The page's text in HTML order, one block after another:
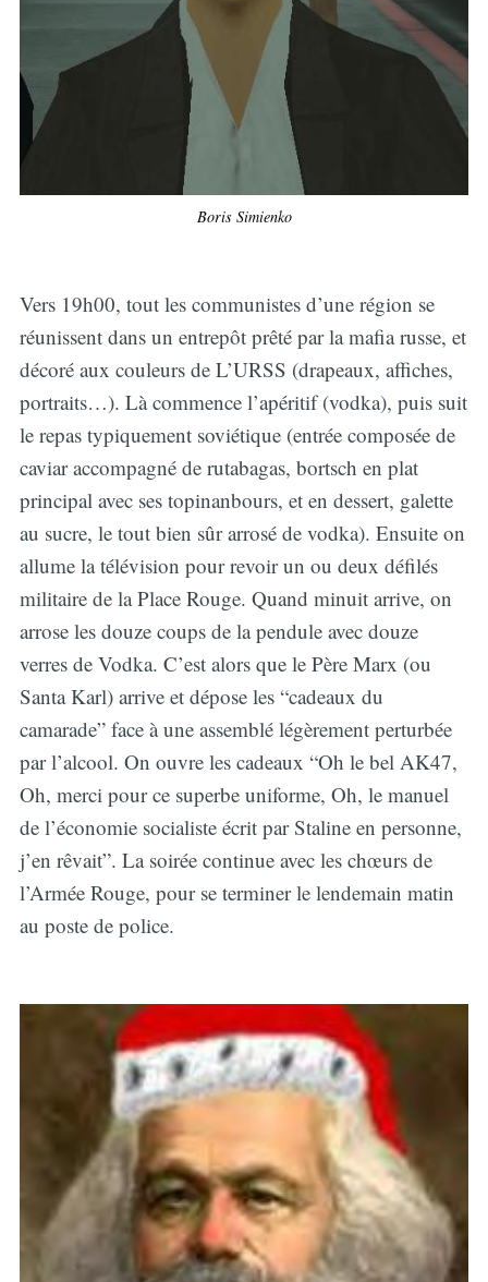
Boris Simienko
Vers 19h00, tout les communistes d’une région se
réunissent dans un entrepôt prêté par la mafia russe, et
décoré aux couleurs de L’URSS (drapeaux, affiches,
portraits…). Là commence l’apéritif (vodka), puis suit
le repas typiquement soviétique (entrée composée de
caviar accompagné de rutabagas, bortsch en plat
principal avec ses topinanbours, et en dessert, galette
au sucre, le tout bien sûr arrosé de vodka). Ensuite on
allume la télévision pour revoir un ou deux défilés
militaire de la Place Rouge. Quand minuit arrive, on
arrose les douze coups de la pendule avec douze
verres de Vodka. C’est alors que le Père Marx (ou
Santa Karl) arrive et dépose les “cadeaux du
camarade” face à une assemblé légèrement perturbée
par l’alcool. On ouvre les cadeaux “Oh le bel AK47,
Oh, merci pour ce superbe uniforme, Oh, le manuel
de l’économie socialiste écrit par Staline en personne,
j’en rêvait”. La soirée continue avec les chœurs de
l’Armée Rouge, pour se terminer le lendemain matin
au poste de police.